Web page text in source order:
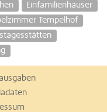
Einfamilienhäuser
Tempelhof